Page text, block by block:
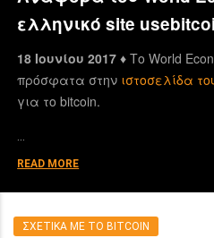
ελληνικό site
18 Ιουνίου 2017 ♦Το World
πρόσφατα στην ιστοσελίδα
για το bitcoin.
READ MORE
ΣΧΕΤΙΚΑ ΜΕ ΤΟ BITCOIN